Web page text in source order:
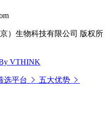
）生物科技有限公司 版权所
VTHINK
选平台
五大优势